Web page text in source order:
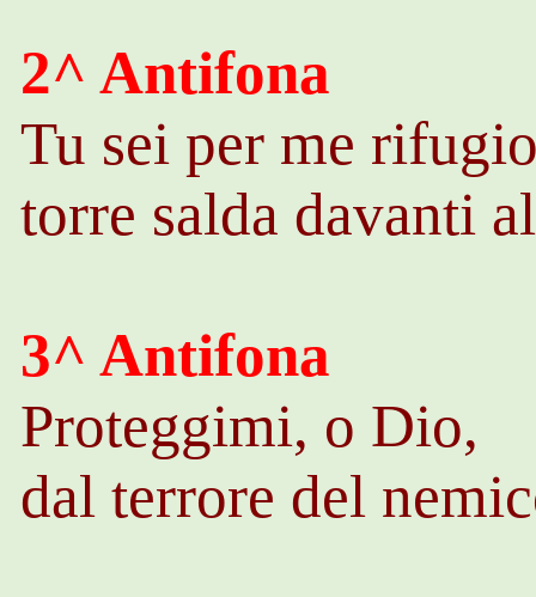
2^ Antifona
Tu sei per me
torre salda davanti
3^ Antifona
Proteggimi, o Dio,
dal terrore del